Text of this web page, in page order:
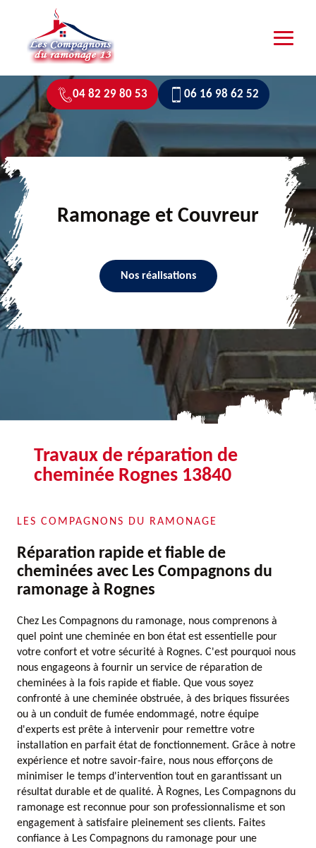
04 82 29 80 53 06 16 98 62 52
Ramonage et Couvreur
Nos réalisations
Travaux de réparation de
cheminée Rognes 13840
LES COMPAGNONS DU RAMONAGE
Réparation rapide et fiable de
cheminées avec Les Compagnons du
ramonage à Rognes
Chez Les Compagnons du ramonage, nous comprenons à
quel point une cheminée en bon état est essentielle pour
votre confort et votre sécurité à Rognes. C'est pourquoi nous
nous engageons à fournir un service de réparation de
cheminées à la fois rapide et fiable. Que vous soyez
confronté à une cheminée obstruée, à des briques fissurées
ou à un conduit de fumée endommagé, notre équipe
d'experts est prête à intervenir pour remettre votre
installation en parfait état de fonctionnement. Grâce à notre
expérience et notre savoir-faire, nous nous efforçons de
minimiser le temps d'intervention tout en garantissant un
résultat durable et de qualité. À Rognes, Les Compagnons du
ramonage est reconnue pour son professionnalisme et son
engagement à satisfaire pleinement ses clients. Faites
confiance à Les Compagnons du ramonage pour une